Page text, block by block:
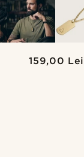
159,00 Lei